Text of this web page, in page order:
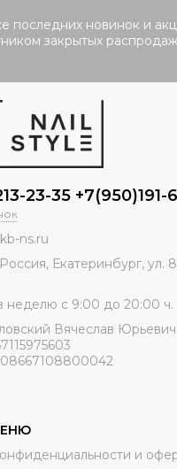
последних новинок и
закрытых
23-35 +7(950)191-
ns.ru
Россия, Екатеринбург, ул.
неделю с 9:00 до 20:00 ч.
Вячеслав Юрьевич
и